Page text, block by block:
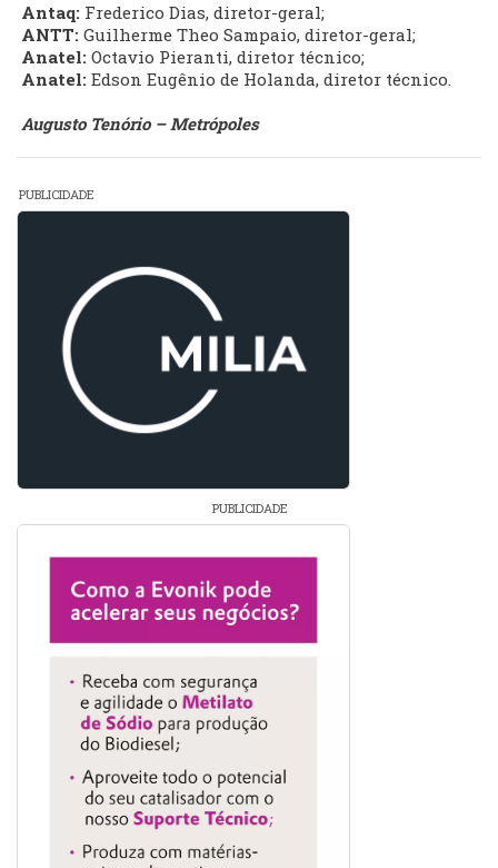
Antaq: Frederico Dias, diretor-geral;
ANTT: Guilherme Theo Sampaio, diretor-geral;
Anatel: Octavio Pieranti, diretor técnico;
Anatel: Edson Eugênio de Holanda, diretor técnico.
Augusto Tenório – Metrópoles
PUBLICIDADE
PUBLICIDADE